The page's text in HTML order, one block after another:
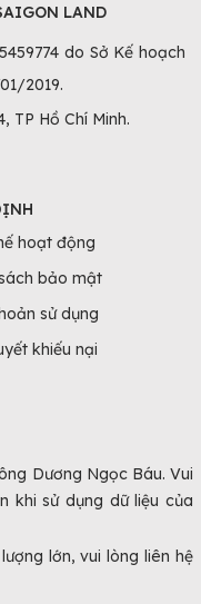
LAND
do Sở Kế hoạch
2019.
TP Hồ Chí Minh.
hoạt động
bảo mật
sử dụng
khiếu nại
Dương Ngọc Báu. Vui
khi sử dụng dữ liệu của
lớn, vui lòng liên hệ